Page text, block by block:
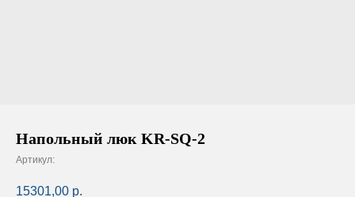
Напольный люк KR-SQ-2
Артикул:
15301,00 р.